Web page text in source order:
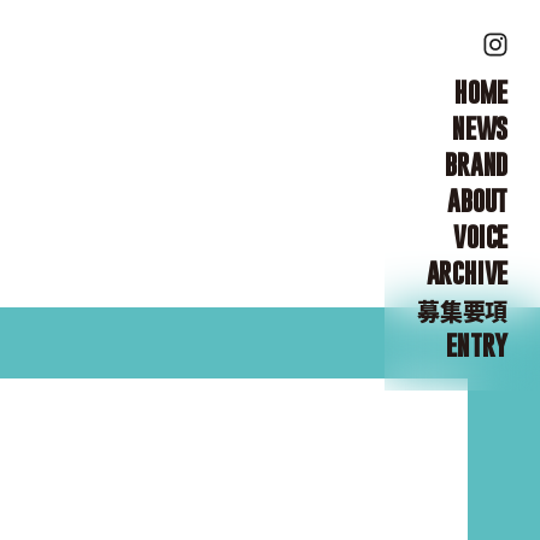
HOME
NEWS
BRAND
ABOUT
VOICE
ARCHIVE
募集要項
ENTRY